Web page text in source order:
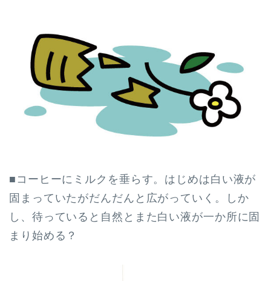
■コーヒーにミルクを垂らす。はじめは白い液が
固まっていたがだんだんと広がっていく。しか
し、待っていると自然とまた白い液が一か所に固
まり始める？